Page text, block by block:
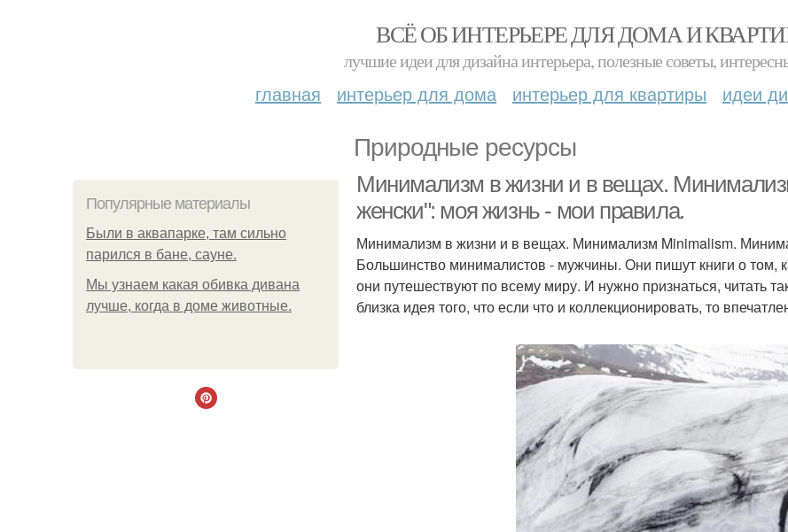
ВСЁ ОБ ИНТЕРЬЕРЕ ДЛЯ ДОМА И
лучшие идеи для дизайна интерьера, полезные советы,
главная интерьер для дома интерьер для квартиры идеи
Природные ресурсы
Популярные материалы
Были в аквапарке, там сильно
парился в бане, сауне.
Мы узнаем какая обивка дивана
лучше, когда в доме животные.
Минимализм в жизни и в вещах.
женски": моя жизнь - мои правила.
Минимализм в жизни и в вещах. Минимализм Minimalism.
Большинство минималистов - мужчины. Они пишут книги о том,
они путешествуют по всему миру. И нужно признаться, читать
близка идея того, что если что и коллекционировать, то